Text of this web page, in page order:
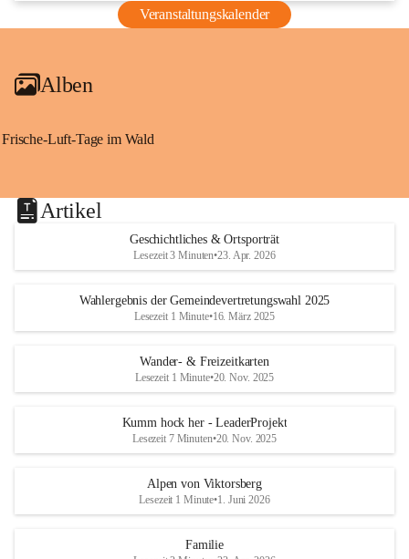
Veranstaltungskalender
Alben
Frische-Luft-Tage im Wald
Artikel
Geschichtliches & Ortsporträt
Lesezeit 3 Minuten•23. Apr. 2026
Wahlergebnis der Gemeindevertretungswahl 2025
Lesezeit 1 Minute•16. März 2025
Wander- & Freizeitkarten
Lesezeit 1 Minute•20. Nov. 2025
Kumm hock her - LeaderProjekt
Lesezeit 7 Minuten•20. Nov. 2025
Alpen von Viktorsberg
Lesezeit 1 Minute•1. Juni 2026
Familie